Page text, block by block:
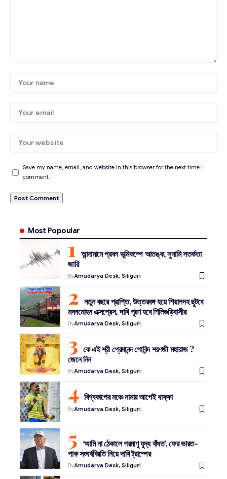
Save my name, email, and website in this browser for the next time I
comment.
Most Popoular
আন্দামানে প্রবল ভূমিকম্পে আতঙ্ক, সুনামি সতর্কতা
জারি
ByAmudarya Desk, Siliguri
নতুন বছরে প্রাপ্তি, উত্তরবঙ্গ হয়ে শিয়ালদহ ছুটবে
মদনমোহন এক্সপ্রেস, দাবি পূরণ হবে শিলিগুড়িবাসীর
ByAmudarya Desk, Siliguri
কে এই শ্রী প্রেমানন্দ গোবিন্দ শরণজী মহারাজ ?
জেনে নিন
ByAmudarya Desk, Siliguri
বিশ্বকাপের মঞ্চে নামার আগেই ধাক্কা
ByAmudarya Desk, Siliguri
‘আমি না ঠেকালে পরমাণু যুদ্ধ বাঁধত’, ফের ভারত-
পাক সংঘর্ষবিরতি নিয়ে দাবি ট্রাম্পের
ByAmudarya Desk, Siliguri